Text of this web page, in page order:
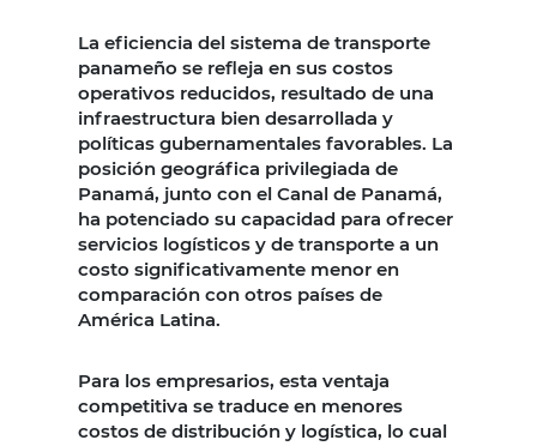
La eficiencia del sistema de transporte
panameño se refleja en sus costos
operativos reducidos, resultado de una
infraestructura bien desarrollada y
políticas gubernamentales favorables. La
posición geográfica privilegiada de
Panamá, junto con el Canal de Panamá,
ha potenciado su capacidad para ofrecer
servicios logísticos y de transporte a un
costo significativamente menor en
comparación con otros países de
América Latina.
Para los empresarios, esta ventaja
competitiva se traduce en menores
costos de distribución y logística, lo cual